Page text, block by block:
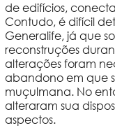
de edifícios,
Contudo, é difícil
Generalife, já que
reconstruções
alterações foram
abandono em que
muçulmana. No
alteraram sua
aspectos.